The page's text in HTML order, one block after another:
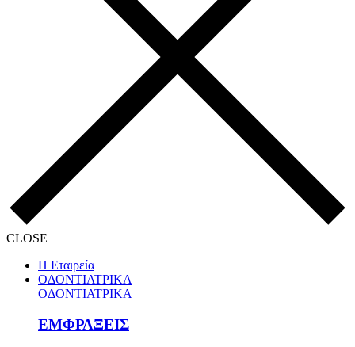
CLOSE
Η Εταιρεία
ΟΔΟΝΤΙΑΤΡΙΚΑ
ΟΔΟΝΤΙΑΤΡΙΚΑ
ΕΜΦΡΑΞΕΙΣ